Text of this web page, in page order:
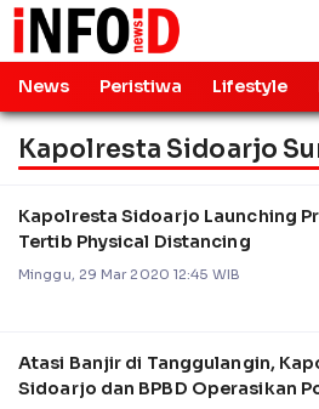
News Peristiwa Lifestyle
Kapolresta Sidoarjo
Kapolresta Sidoarjo Launching
Tertib Physical Distancing
Minggu, 29 Mar 2020 12:45 WIB
Atasi Banjir di Tanggulangin,
Sidoarjo dan BPBD Operasikan